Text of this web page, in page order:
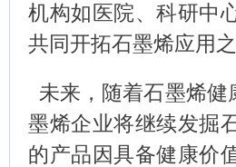
机构如医院、科研中
共同开拓石墨烯应用之
未来，随着石墨烯
墨烯企业将继续发掘
的产品因具备健康价